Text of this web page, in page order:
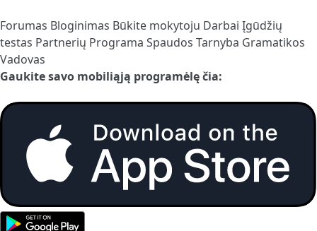
Forumas Bloginimas Būkite mokytoju Darbai Įgūdžių
testas Partnerių Programa Spaudos Tarnyba Gramatikos
Vadovas
Gaukite savo mobiliąją programėlę čia: